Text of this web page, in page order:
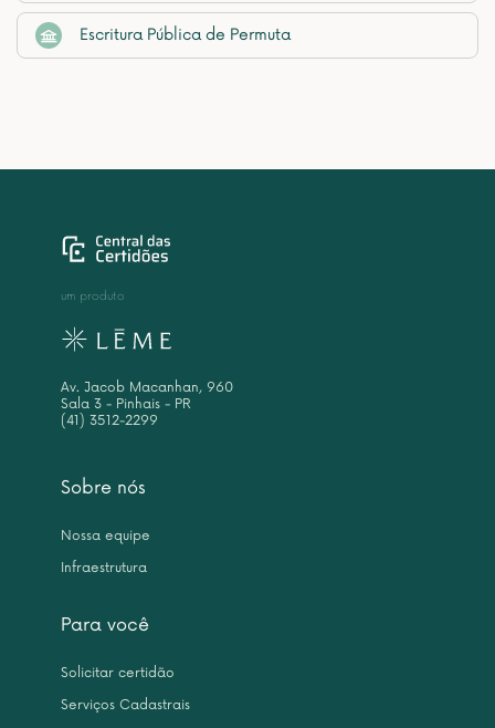
Escritura Pública de Permuta
Sobre nós
Nossa equipe
Infraestrutura
Para você
Solicitar certidão
Serviços Cadastrais
um produto
Av. Jacob Macanhan, 960
Sala 3 - Pinhais - PR
(41) 3512-2299